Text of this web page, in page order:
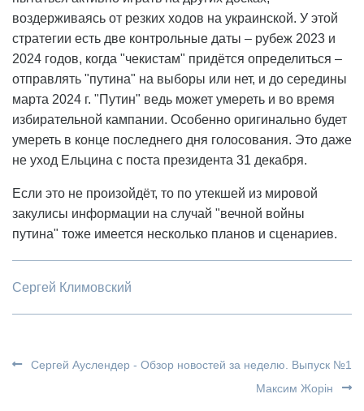
воздерживаясь от резких ходов на украинской. У этой
стратегии есть две контрольные даты – рубеж 2023 и
2024 годов, когда "чекистам" придётся определиться –
отправлять "путина" на выборы или нет, и до середины
марта 2024 г. "Путин" ведь может умереть и во время
избирательной кампании. Особенно оригинально будет
умереть в конце последнего дня голосования. Это даже
не уход Ельцина с поста президента 31 декабря.
Если это не произойдёт, то по утекшей из мировой
закулисы информации на случай "вечной войны
путина" тоже имеется несколько планов и сценариев.
Сергей Климовский
Сергей Ауслендер - Обзор новостей за неделю. Выпуск №1
Максим Жорін